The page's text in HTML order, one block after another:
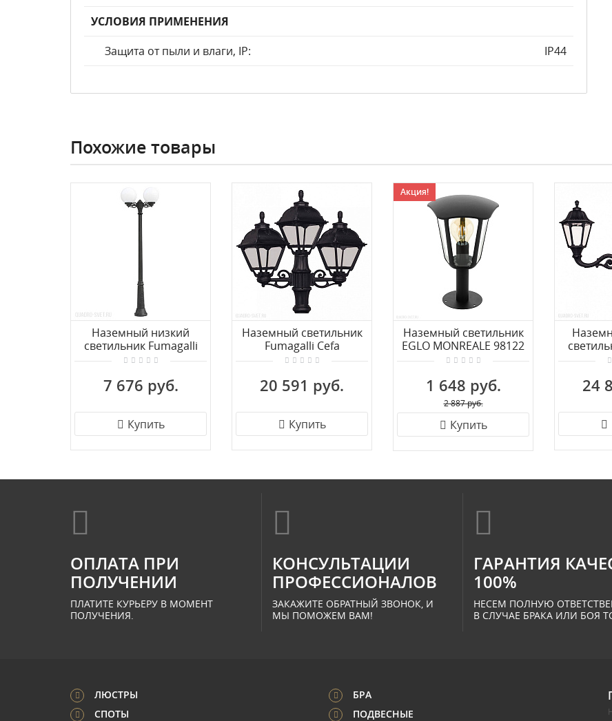
УСЛОВИЯ ПРИМЕНЕНИЯ
Защита от пыли и влаги, IP:
IP44
Похожие товары
Наземный низкий
светильник Fumagalli
Globe 400
7 676 руб.
Купить
Наземный светильник
Fumagalli Cefa
U23.157.S21.AXE27
20 591 руб.
Купить
Акция!
Наземный светильник
EGLO MONREALE 98122
1 648 руб.
2 887 руб.
Купить
24
ОПЛАТА ПРИ
ПОЛУЧЕНИИ
ПЛАТИТЕ КУРЬЕРУ В МОМЕНТ
ПОЛУЧЕНИЯ.
КОНСУЛЬТАЦИИ
ПРОФЕССИОНАЛОВ
ЗАКАЖИТЕ ОБРАТНЫЙ ЗВОНОК, И
МЫ ПОМОЖЕМ ВАМ!
ГАРАНТИЯ
100%
НЕСЕМ ПОЛНУЮ
В СЛУЧАЕ БРАКА ИЛИ БОЯ
ЛЮСТРЫ
БРА
СПОТЫ
ПОДВЕСНЫЕ